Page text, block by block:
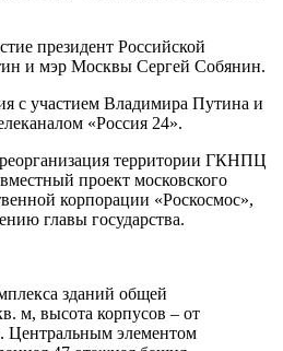
президент Российской
и мэр Москвы Сергей Собянин.
с участием Владимира Путина и
«Россия 24».
реорганизация территории ГКНПЦ
проект московского
корпорации «Роскосмос»,
главы государства.
зданий общей
м, высота корпусов – от
Центральным элементом